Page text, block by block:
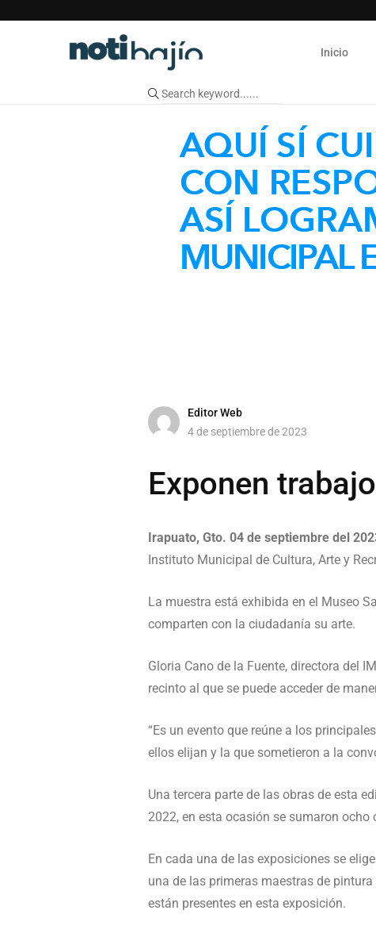
Inicio
Editor Web
4 de septiembre de 2023
Exponen
Irapuato, Gto. 04 de septiembre del
Instituto Municipal de Cultura, Arte y
La muestra está exhibida en el Museo
comparten con la ciudadanía su arte.
Gloria Cano de la Fuente, directora del
recinto al que se puede acceder de
“Es un evento que reúne a los
ellos elijan y la que sometieron a la
Una tercera parte de las obras de esta
2022, en esta ocasión se sumaron ocho
En cada una de las exposiciones se
una de las primeras maestras de
están presentes en esta exposición.